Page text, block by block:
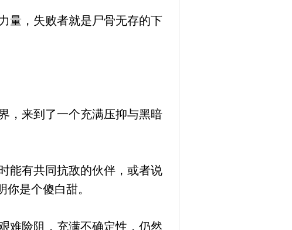
量，失败者就是尸骨无存的下
，来到了一个充满压抑与黑暗
能有共同抗敌的伙伴，或者说
是个傻白甜。
难险阻，充满不确定性，仍然